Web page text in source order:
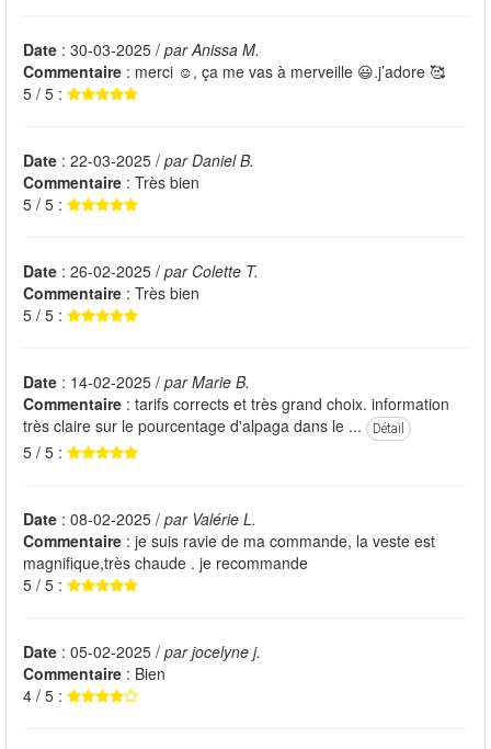
Date : 30-03-2025 / par Anissa M.
Commentaire : merci ☺️, ça me vas à merveille 😃.j’adore 🥰
5 / 5 :
Date : 22-03-2025 / par Daniel B.
Commentaire : Très bien
5 / 5 :
Date : 26-02-2025 / par Colette T.
Commentaire : Très bien
5 / 5 :
Date : 14-02-2025 / par Marie B.
Commentaire : tarifs corrects et très grand choix. information
très claire sur le pourcentage d'alpaga dans le ...
Détail
5 / 5 :
Date : 08-02-2025 / par Valérie L.
Commentaire : je suis ravie de ma commande, la veste est
magnifique,très chaude . je recommande
5 / 5 :
Date : 05-02-2025 / par jocelyne j.
Commentaire : Bien
4 / 5 :